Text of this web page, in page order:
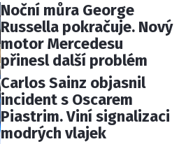
Noční můra George
Russella pokračuje. Nový
motor Mercedesu
přinesl další problém
Carlos Sainz objasnil
incident s Oscarem
Piastrim. Viní signalizaci
modrých vlajek